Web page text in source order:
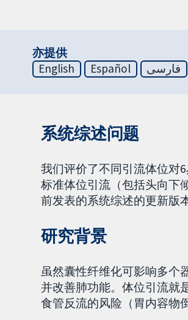
亦提供
English
Español فارسی
系统综述问题
我们评价了不同引流体位对
标准体位引流（包括头向下
前发表的系统综述的更新版本
研究背景
虽然囊性纤维化可影响多个
并改善肺功能。体位引流就
食管反流的风险（胃内容物